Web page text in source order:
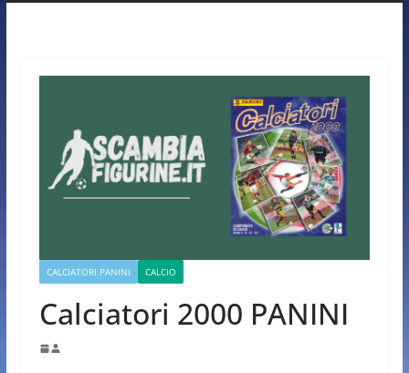
CALCIATORI PANINI CALCIO
Calciatori 2000 PANINI